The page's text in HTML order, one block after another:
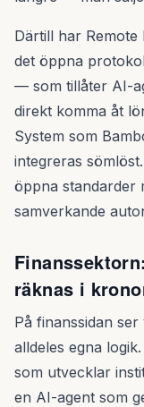
Därtill har
det öppna
— som tillåter AI-
direkt komma åt
System som
integreras
öppna standarder
samverkande
räknas i
På finanssidan
alldeles egna
som utvecklar
en AI-agent som